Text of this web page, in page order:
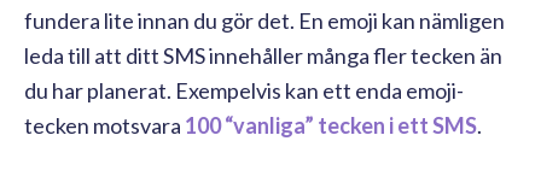
fundera lite innan du gör det. En emoji kan nämligen
leda till att ditt SMS innehåller många fler tecken än
du har planerat. Exempelvis kan ett enda emoji-
tecken motsvara 100 “vanliga” tecken i ett SMS.